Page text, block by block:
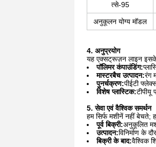
त्से-95
अनुकूलन योग्य मॉडल
4. अनुप्रयोग
यह एक्सट्रूज़न लाइन
पॉलिमर कंपाउंडिंग:
मास्टरबैच उत्पादन:रंग
पुनर्चक्रण:पीईटी
विशेष प्लास्टिक:टीपीयू
5. सेवा एवं वैश्विक समर्थन
हम सिर्फ मशीनें नहीं बेचते;
पूर्व बिक्री:अनुकूलित
उत्पादन:विनिर्माण के
बिक्री के बाद:वैश्विक